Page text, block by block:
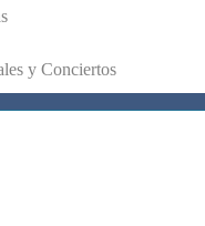
y Conciertos